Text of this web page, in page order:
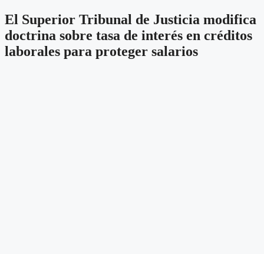
El Superior Tribunal de Justicia modifica
doctrina sobre tasa de interés en créditos
laborales para proteger salarios